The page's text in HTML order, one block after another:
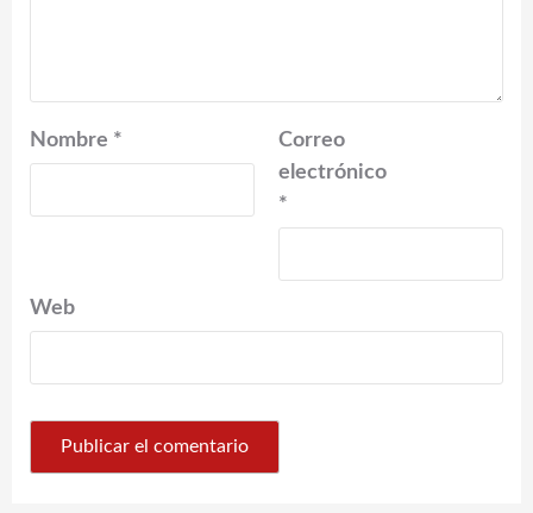
Nombre *
Correo
electrónico
*
Web